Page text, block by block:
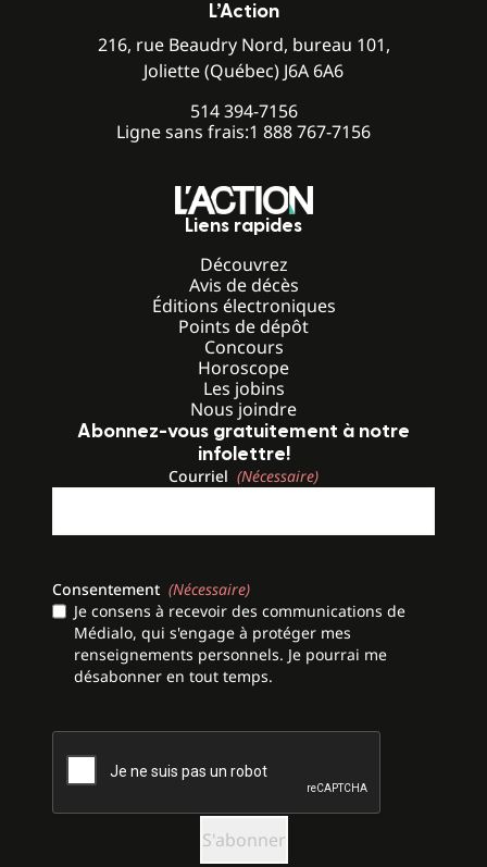
L’Action
216, rue Beaudry Nord, bureau 101,
Joliette (Québec) J6A 6A6
514 394-7156
Ligne sans frais:1 888 767-7156
Liens rapides
Découvrez
Avis de décès
Éditions électroniques
Points de dépôt
Concours
Horoscope
Les jobins
Nous joindre
Abonnez-vous gratuitement à notre
infolettre!
Courriel (Nécessaire)
Consentement (Nécessaire)
Je consens à recevoir des communications de
Médialo, qui s'engage à protéger mes
renseignements personnels. Je pourrai me
désabonner en tout temps.